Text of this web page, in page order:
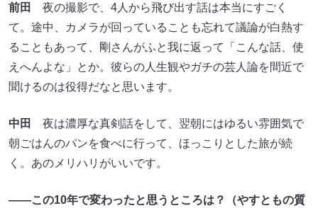
前田
夜の撮影で、4人から飛び出す話は本当にすごく
て。途中、カメラが回っていることも忘れて議論が白熱す
ることもあって、剛さんがふと我に返って「こんな話、使
えへんよな」とか。彼らの人生観やガチの芸人論を間近で
聞けるのは役得だなと思います。
中田
夜は濃厚な真剣話をして、翌朝にはゆるい雰囲気で
朝ごはんのパンを食べに行って、ほっこりとした旅が続
く。あのメリハリがいいです。
――この10年で変わったと思うところは？（やすともの質